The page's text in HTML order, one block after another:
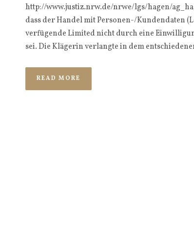
http://www.justiz.nrw.de/nrwe/lgs/hagen/
dass der Handel mit Personen-/Kundendaten
verfügende Limited nicht durch eine
sei. Die Klägerin verlangte in dem
READ MORE